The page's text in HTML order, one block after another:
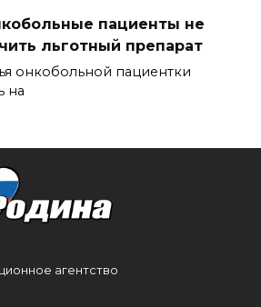
пациенты не
льготный препарат
онкобольной пациентки
на
агентство